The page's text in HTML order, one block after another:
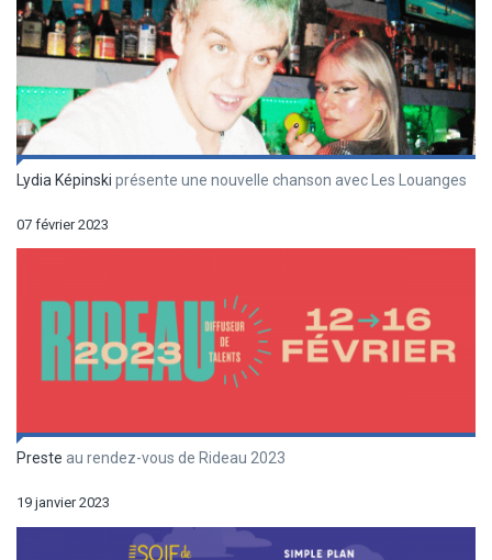
Lydia Képinski présente une nouvelle chanson avec Les Louanges
07 février 2023
Preste au rendez-vous de Rideau 2023
19 janvier 2023